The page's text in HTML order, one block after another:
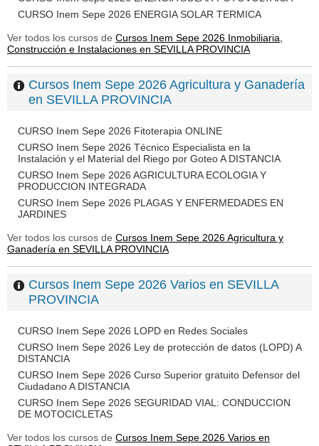
CURSO Inem Sepe 2026 ENERGIA SOLAR TERMICA
Ver todos los cursos de Cursos Inem Sepe 2026 Inmobiliaria,
Construcción e Instalaciones en SEVILLA PROVINCIA
Cursos Inem Sepe 2026 Agricultura y Ganadería
en SEVILLA PROVINCIA
CURSO Inem Sepe 2026 Fitoterapia ONLINE
CURSO Inem Sepe 2026 Técnico Especialista en la
Instalación y el Material del Riego por Goteo A DISTANCIA
CURSO Inem Sepe 2026 AGRICULTURA ECOLOGIA Y
PRODUCCION INTEGRADA
CURSO Inem Sepe 2026 PLAGAS Y ENFERMEDADES EN
JARDINES
Ver todos los cursos de Cursos Inem Sepe 2026 Agricultura y
Ganadería en SEVILLA PROVINCIA
Cursos Inem Sepe 2026 Varios en SEVILLA
PROVINCIA
CURSO Inem Sepe 2026 LOPD en Redes Sociales
CURSO Inem Sepe 2026 Ley de protección de datos (LOPD) A
DISTANCIA
CURSO Inem Sepe 2026 Curso Superior gratuito Defensor del
Ciudadano A DISTANCIA
CURSO Inem Sepe 2026 SEGURIDAD VIAL: CONDUCCION
DE MOTOCICLETAS
Ver todos los cursos de Cursos Inem Sepe 2026 Varios en